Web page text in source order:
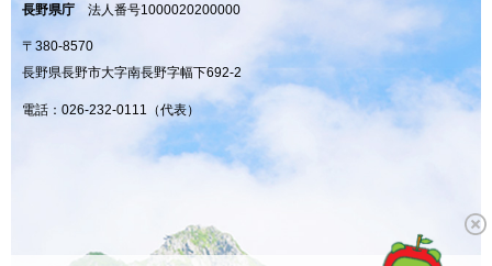
長野県庁 法人番号1000020200000
〒380-8570
長野県長野市大字南長野字幅下692-2
電話：026-232-0111（代表）